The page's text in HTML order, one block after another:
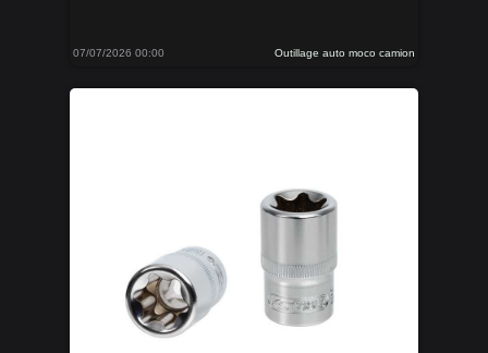
07/07/2026 00:00 Outillage auto moco camion